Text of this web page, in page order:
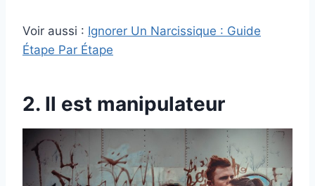
Voir aussi : Ignorer Un Narcissique : Guide
Étape Par Étape
2. Il est manipulateur